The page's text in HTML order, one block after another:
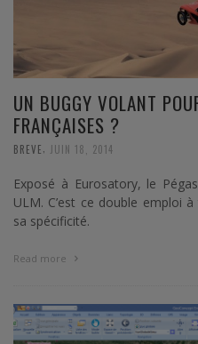
UN BUGGY VOLANT
FRANÇAISES ?
BREVE JUIN 18, 2014
Exposé à Eurosatory, le
ULM. C’est ce double emploi
sa spécificité.
Read more